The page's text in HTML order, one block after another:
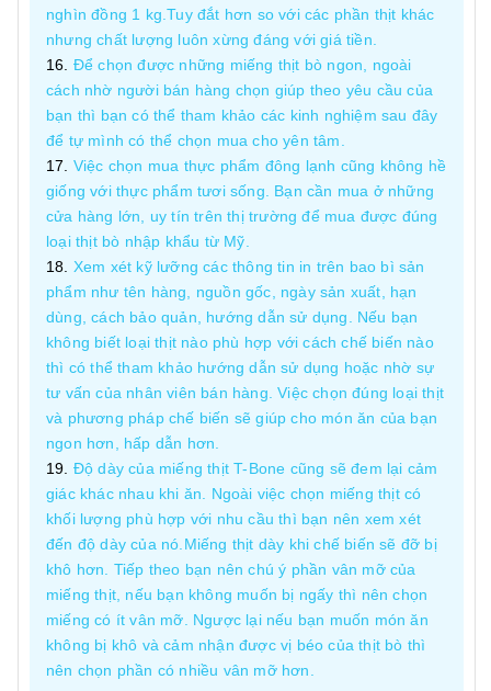
nghìn đồng 1 kg.Tuy đắt hơn so với các phần thịt khác
nhưng chất lượng luôn xừng đáng với giá tiền.
Để chọn được những miếng thịt bò ngon, ngoài
cách nhờ người bán hàng chọn giúp theo yêu cầu của
bạn thì bạn có thể tham khảo các kinh nghiệm sau đây
để tự mình có thể chọn mua cho yên tâm.
Việc chọn mua thực phẩm đông lạnh cũng không hề
giống với thực phẩm tươi sống. Bạn cần mua ở những
cửa hàng lớn, uy tín trên thị trường để mua được đúng
loại thịt bò nhập khẩu từ Mỹ.
Xem xét kỹ lưỡng các thông tin in trên bao bì sản
phẩm như tên hàng, nguồn gốc, ngày sản xuất, hạn
dùng, cách bảo quản, hướng dẫn sử dụng. Nếu bạn
không biết loại thịt nào phù hợp với cách chế biến nào
thì có thể tham khảo hướng dẫn sử dụng hoặc nhờ sự
tư vấn của nhân viên bán hàng. Việc chọn đúng loại thịt
và phương pháp chế biến sẽ giúp cho món ăn của bạn
ngon hơn, hấp dẫn hơn.
Độ dày của miếng thịt T-Bone cũng sẽ đem lại cảm
giác khác nhau khi ăn. Ngoài việc chọn miếng thịt có
khối lượng phù hợp với nhu cầu thì bạn nên xem xét
đến độ dày của nó.Miếng thịt dày khi chế biến sẽ đỡ bị
khô hơn. Tiếp theo bạn nên chú ý phần vân mỡ của
miếng thịt, nếu bạn không muốn bị ngấy thì nên chọn
miếng có ít vân mỡ. Ngược lại nếu bạn muốn món ăn
không bị khô và cảm nhận được vị béo của thịt bò thì
nên chọn phần có nhiều vân mỡ hơn.